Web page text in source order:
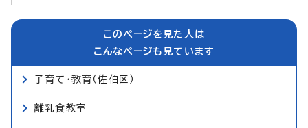
このページを見た人は
こんなページも見ています
子育て・教育（佐伯区）
離乳食教室